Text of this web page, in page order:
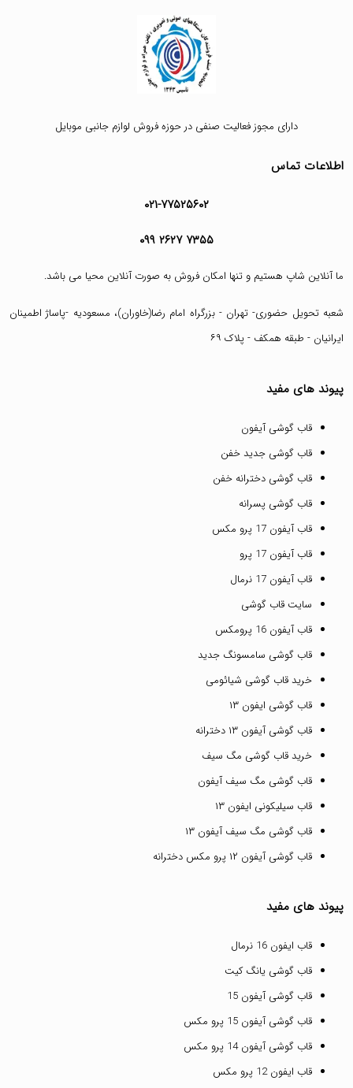
دارای مجوز فعالیت صنفی در حوزه فروش لوازم جانبی موبایل
اطلاعات تماس
۰۲۱-۷۷۵۲۵۶۰۲
۰۹۹ ۲۶۲۷ ۷۳۵۵
ما آنلاین شاپ هستیم و تنها امکان فروش به صورت آنلاین محیا می باشد.
شعبه تحویل حضوری- تهران - بزرگراه امام رضا(خاوران)، مسعودیه -پاساژ اطمینان
ایرانیان - طبقه همکف - پلاک ۶۹
پیوند های مفید
قاب گوشی آیفون
قاب گوشی جدید خفن
قاب گوشی دخترانه خفن
قاب گوشی پسرانه
قاب آیفون 17 پرو مکس
قاب آیفون 17 پرو
قاب آیفون 17 نرمال
سایت قاب گوشی
قاب آیفون 16 پرومکس
قاب گوشی سامسونگ جدید
خرید قاب گوشی شیائومی
قاب گوشی ایفون ۱۳
قاب گوشی آیفون ۱۳ دخترانه
خرید قاب گوشی مگ سیف
قاب گوشی مگ سیف آیفون
قاب سیلیکونی ایفون ۱۳
قاب گوشی مگ سیف آیفون ۱۳
قاب گوشی آیفون ۱۲ پرو مکس دخترانه
پیوند های مفید
قاب ایفون 16 نرمال
قاب گوشی یانگ کیت
قاب گوشی آیفون 15
قاب گوشی آیفون 15 پرو مکس
قاب گوشی آیفون 14 پرو مکس
قاب ایفون 12 پرو مکس